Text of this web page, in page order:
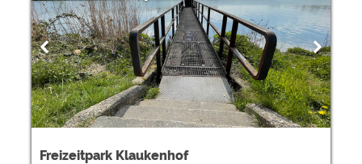
Freizeitpark Klaukenhof